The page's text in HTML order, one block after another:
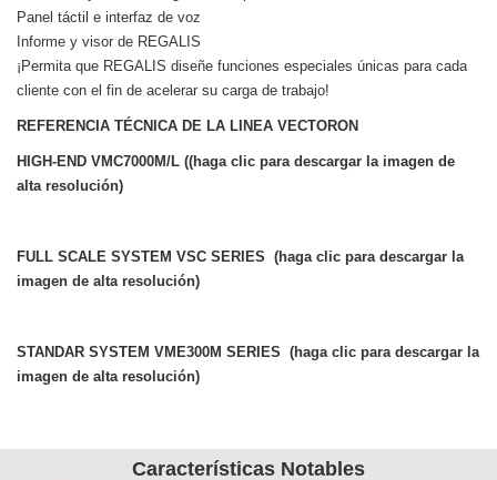
Panel táctil e interfaz de voz
Informe y visor de REGALIS
¡Permita que REGALIS diseñe funciones especiales únicas para cada
cliente con el fin de acelerar su carga de trabajo!
REFERENCIA TÉCNICA DE LA LINEA VECTORON
HIGH-END VMC7000M/L ((haga clic para descargar la imagen de
alta resolución)
FULL SCALE SYSTEM VSC SERIES (haga clic para descargar la
imagen de alta resolución)
STANDAR SYSTEM VME300M SERIES (haga clic para descargar la
imagen de alta resolución)
Características Notables